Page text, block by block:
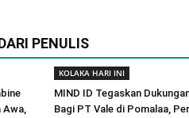
PENULIS
Awa,
KOLAKA HARI INI
MIND ID Tegaskan
Bagi PT Vale di Pomalaa,